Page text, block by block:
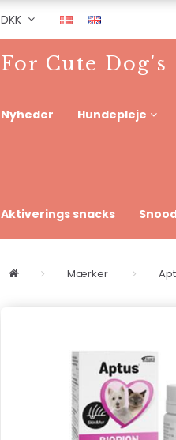
DKK
For Cute Dog's
Nyheder Hundepleje
Aktiverings snacks
Mærker